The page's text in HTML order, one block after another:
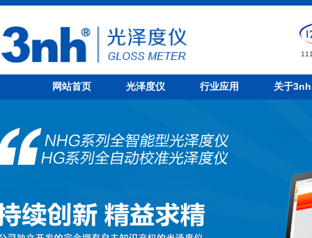
网站首页 光泽度仪 行业应用 关于3nh